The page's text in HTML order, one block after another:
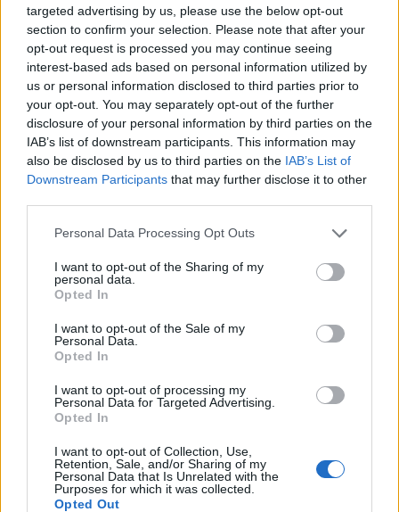
targeted advertising by us, please use the below opt-out
section to confirm your selection. Please note that after your
opt-out request is processed you may continue seeing
interest-based ads based on personal information utilized by
us or personal information disclosed to third parties prior to
your opt-out. You may separately opt-out of the further
disclosure of your personal information by third parties on the
IAB’s list of downstream participants. This information may
also be disclosed by us to third parties on the IAB’s List of
Downstream Participants that may further disclose it to other
Personal Data Processing Opt Outs
I want to opt-out of the Sharing of my
personal data.
Opted In
I want to opt-out of the Sale of my
Personal Data.
Opted In
I want to opt-out of processing my
Personal Data for Targeted Advertising.
Opted In
I want to opt-out of Collection, Use,
Retention, Sale, and/or Sharing of my
Personal Data that Is Unrelated with the
Purposes for which it was collected.
Opted Out
tavalyi évét.
Ehhez elsősorban a díjbevétel-statisztikákat hívjuk
segítségül, amelyeket a múlt héten közölt a Magyar
Biztosítók Szövetsége (MABISZ). 871 milliárd forintos
díjbevételt ért el a szektor 2015-ben, ami még mindig
elmarad a 2007-2008-as nominális szinttől, de legalább
2,5%-os növekedést jelent 2014-hez képest. A díjbevételek
reálértéke alacsonyan, saját számításaink...
KEDVES OLVASÓNK!
A keresett cikk a portfolio.hu hírarchívumához
tartozik, melynek olvasása előfizetéses
Az előfizetés a következőket tartalmazza:
Portfolio.hu teljes cikkarchívum
Kötéslisták: BÉT elmúlt 2 év napon belüli
kötéslistái
Előfizetés